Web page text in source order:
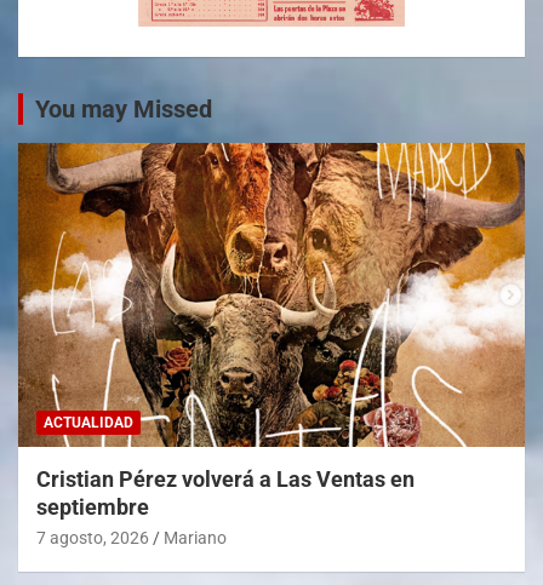
You may Missed
ACTUALIDAD
Cristian Pérez volverá a Las Ventas en
septiembre
7 agosto, 2026 Mariano